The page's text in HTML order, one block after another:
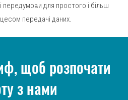
для простого і більш
передачі даних.
щоб розпочати
з нами